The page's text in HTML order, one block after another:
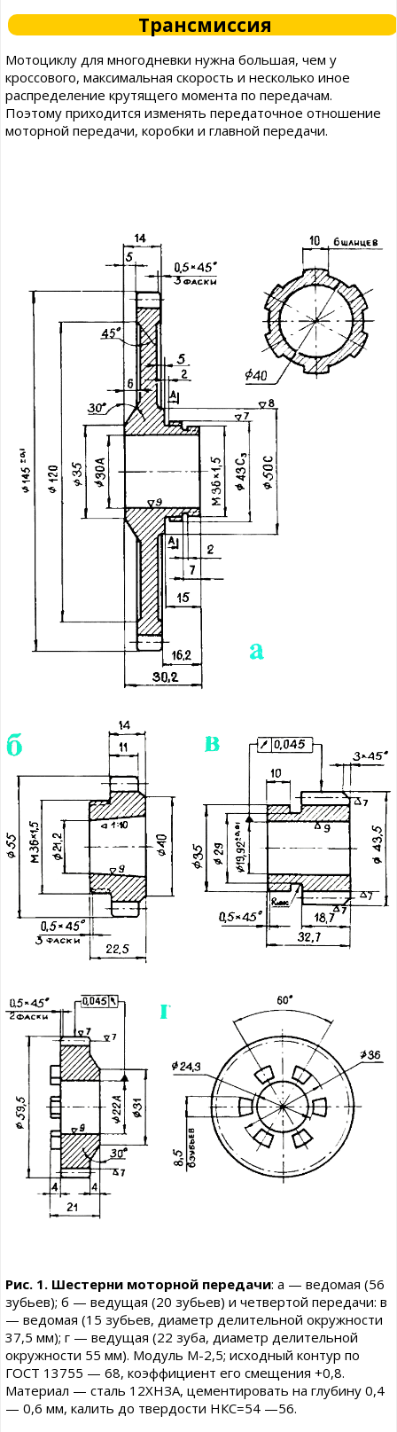
Трансмиссия
Мотоциклу для многодневки нужна большая, чем у
кроссового, максимальная скорость и несколько иное
распределение крутящего момента по передачам.
Поэтому приходится изменять передаточное отношение
моторной передачи, коробки и главной передачи.
Рис. 1. Шестерни моторной передачи: а — ведомая (56
зубьев); б — ведущая (20 зубьев) и четвертой передачи: в
— ведомая (15 зубьев, диаметр делительной окружности
37,5 мм); г — ведущая (22 зуба, диаметр делительной
окружности 55 мм). Модуль М-2,5; исходный контур по
ГОСТ 13755 — 68, коэффициент его смещения +0,8.
Материал — сталь 12ХНЗА, цементировать на глубину 0,4
— 0,6 мм, калить до твердости НКС=54 —56.